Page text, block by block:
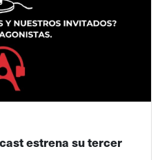
estrena su tercer